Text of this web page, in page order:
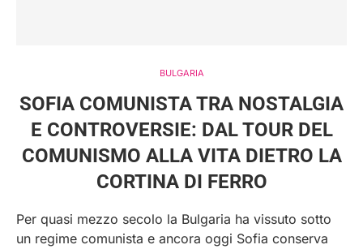
BULGARIA
SOFIA COMUNISTA TRA NOSTALGIA
E CONTROVERSIE: DAL TOUR DEL
COMUNISMO ALLA VITA DIETRO LA
CORTINA DI FERRO
Per quasi mezzo secolo la Bulgaria ha vissuto sotto
un regime comunista e ancora oggi Sofia conserva